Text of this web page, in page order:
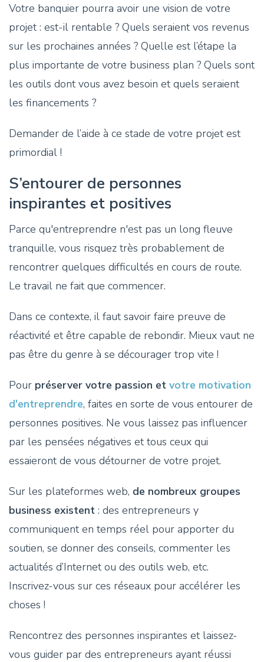
Votre banquier pourra avoir une vision de votre
projet : est-il rentable ? Quels seraient vos revenus
sur les prochaines années ? Quelle est l’étape la
plus importante de votre business plan ? Quels sont
les outils dont vous avez besoin et quels seraient
les financements ?
Demander de l’aide à ce stade de votre projet est
primordial !
S’entourer de personnes
inspirantes et positives
Parce qu'entreprendre n'est pas un long fleuve
tranquille, vous risquez très probablement de
rencontrer quelques difficultés en cours de route.
Le travail ne fait que commencer.
Dans ce contexte, il faut savoir faire preuve de
réactivité et être capable de rebondir. Mieux vaut ne
pas être du genre à se décourager trop vite !
Pour préserver votre passion et votre motivation
d'entreprendre, faites en sorte de vous entourer de
personnes positives. Ne vous laissez pas influencer
par les pensées négatives et tous ceux qui
essaieront de vous détourner de votre projet.
Sur les plateformes web, de nombreux groupes
business existent : des entrepreneurs y
communiquent en temps réel pour apporter du
soutien, se donner des conseils, commenter les
actualités d’Internet ou des outils web, etc.
Inscrivez-vous sur ces réseaux pour accélérer les
choses !
Rencontrez des personnes inspirantes et laissez-
vous guider par des entrepreneurs ayant réussi